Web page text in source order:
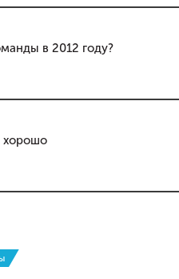
в 2012 году?
хорошо